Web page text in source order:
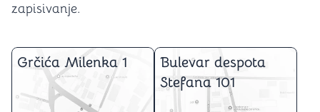
zapisivanje.
Grčića Milenka 1
Bulevar despota
Stefana 101